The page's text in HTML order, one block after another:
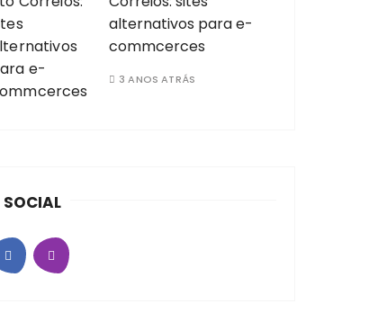
alternativos para e-
commcerces
3 ANOS ATRÁS
SOCIAL